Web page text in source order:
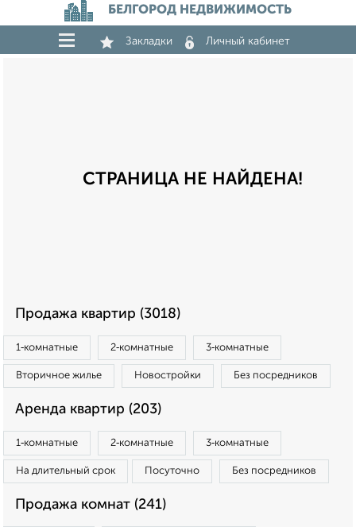
БЕЛГОРОД НЕДВИЖИМОСТЬ
Закладки Личный кабинет
СТРАНИЦА НЕ НАЙДЕНА!
Продажа квартир (3018)
1‑комнатные 2‑комнатные 3‑комнатные
Вторичное жилье Новостройки Без посредников
Аренда квартир (203)
1‑комнатные 2‑комнатные 3‑комнатные
На длительный срок Посуточно Без посредников
Продажа комнат (241)